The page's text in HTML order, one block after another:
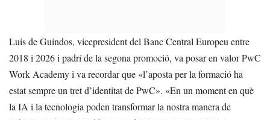
Luis de Guindos, vicepresident del Banc Central Europeu entre
2018 i 2026 i padrí de la segona promoció, va posar en valor PwC
Work Academy i va recordar que «l’aposta per la formació ha
estat sempre un tret d’identitat de PwC». «En un moment en què
la IA i la tecnologia poden transformar la nostra manera de